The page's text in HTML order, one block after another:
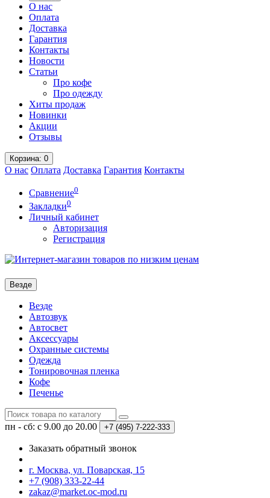
О нас
Оплата
Доставка
Гарантия
Контакты
Новости
Статьи
Про кофе
Про одежду
Хиты продаж
Новинки
Акции
Отзывы
Корзина: 0
О нас Оплата Доставка Гарантия Контакты
Сравнение0
Закладки0
Личный кабинет
Авторизация
Регистрация
Везде
Везде
Автозвук
Автосвет
Аксессуары
Охранные системы
Одежда
Тонировочная пленка
Кофе
Печенье
пн - сб: с 9.00 до 20.00 +7 (495) 7-222-333
Заказать обратный звонок
г. Москва, ул. Поварская, 15
+7 (908) 333-22-44
zakaz@market.oc-mod.ru